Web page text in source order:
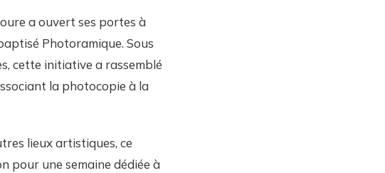
a ouvert ses portes à
Photoramique. Sous
cette initiative a rassemblé
la photocopie à la
lieux artistiques, ce
pour une semaine dédiée à